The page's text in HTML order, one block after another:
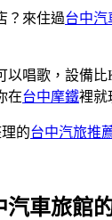
？來住過台中汽
以唱歌，設備
在台中摩鐵裡就
的台中汽旅推
車旅館